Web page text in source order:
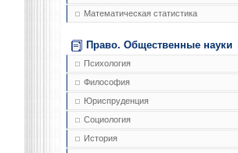
Математическая статистика
Право. Общественные науки
Психология
Философия
Юриспруденция
Социология
История